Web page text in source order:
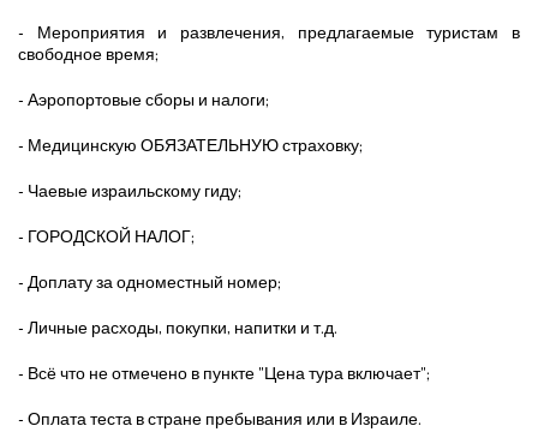
- Мероприятия и развлечения, предлагаемые туристам в
свободное время;
- Аэропортовые сборы и налоги;
- Медицинскую ОБЯЗАТЕЛЬНУЮ страховку;
- Чаевые израильскому гиду;
- ГОРОДСКОЙ НАЛОГ;
- Доплату за одноместный номер;
- Личные расходы, покупки, напитки и т.д.
- Всё что не отмечено в пункте "Цена тура включает";
- Оплата теста в стране пребывания или в Израиле.